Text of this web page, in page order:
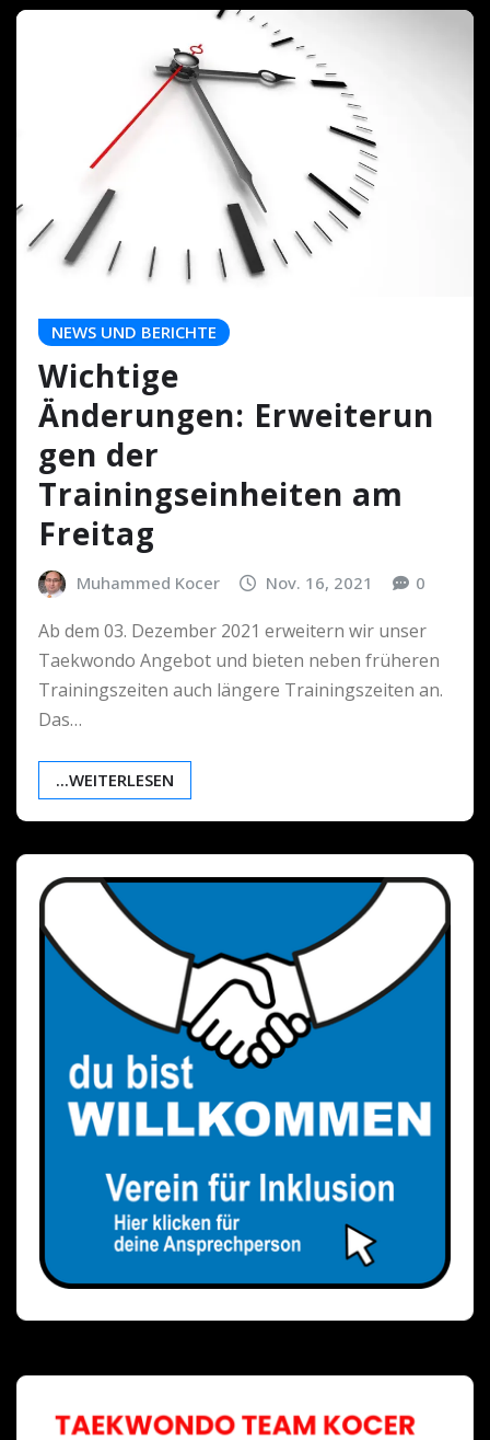
NEWS UND BERICHTE
Wichtige
Änderungen: Erweiterun
gen der
Trainingseinheiten am
Freitag
Muhammed Kocer Nov. 16, 2021 0
Ab dem 03. Dezember 2021 erweitern wir unser
Taekwondo Angebot und bieten neben früheren
Trainingszeiten auch längere Trainingszeiten an.
Das…
...WEITERLESEN